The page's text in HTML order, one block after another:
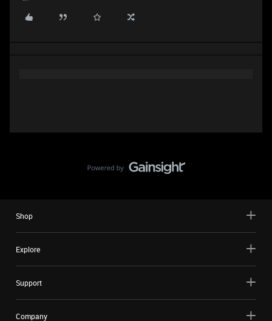
Shop
Explore
Support
Company